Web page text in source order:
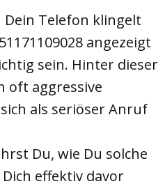
Dein Telefon klingelt
angezeigt
sein. Hinter dieser
oft aggressive
als seriöser Anruf
Du, wie Du solche
effektiv davor